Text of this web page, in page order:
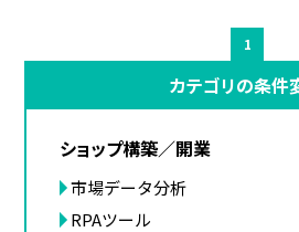
1
カテゴリの条件
ショップ構築／開業
市場データ分析
RPAツール